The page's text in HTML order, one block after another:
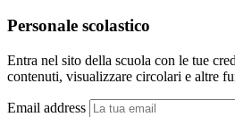
Personale scolastico
Entra nel sito della scuola con le tue
contenuti, visualizzare circolari e altre
Email address